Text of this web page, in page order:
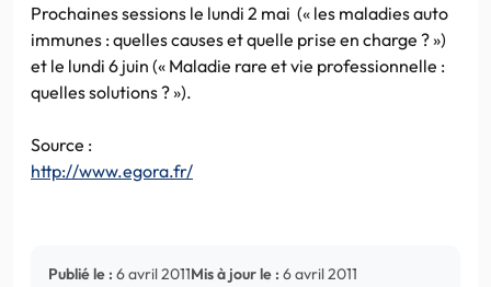
Prochaines sessions le lundi 2 mai (« les maladies auto
immunes : quelles causes et quelle prise en charge ? »)
et le lundi 6 juin (« Maladie rare et vie professionnelle :
quelles solutions ? »).
Source :
http://www.egora.fr/
Publié le : 6 avril 2011Mis à jour le : 6 avril 2011